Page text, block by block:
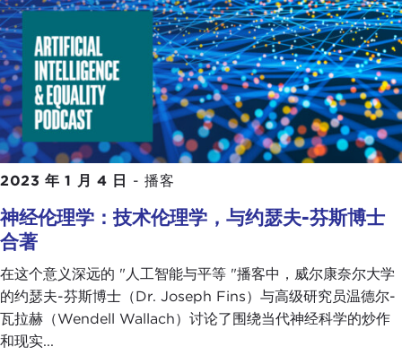
2023 年 1 月 4 日 - 播客
神经伦理学：技术伦理学，与约瑟夫-芬斯博士
合著
在这个意义深远的 "人工智能与平等 "播客中，威尔康奈尔大学
的约瑟夫-芬斯博士（Dr. Joseph Fins）与高级研究员温德尔-
瓦拉赫（Wendell Wallach）讨论了围绕当代神经科学的炒作
和现实...